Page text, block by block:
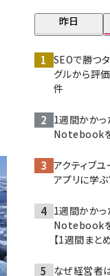
昨日
SEOで勝つ
グルから評
件
1週間かか
Notebook
アクティブ
アプリに学
1週間かか
Notebook
【1週間まとめ
なぜ経営者